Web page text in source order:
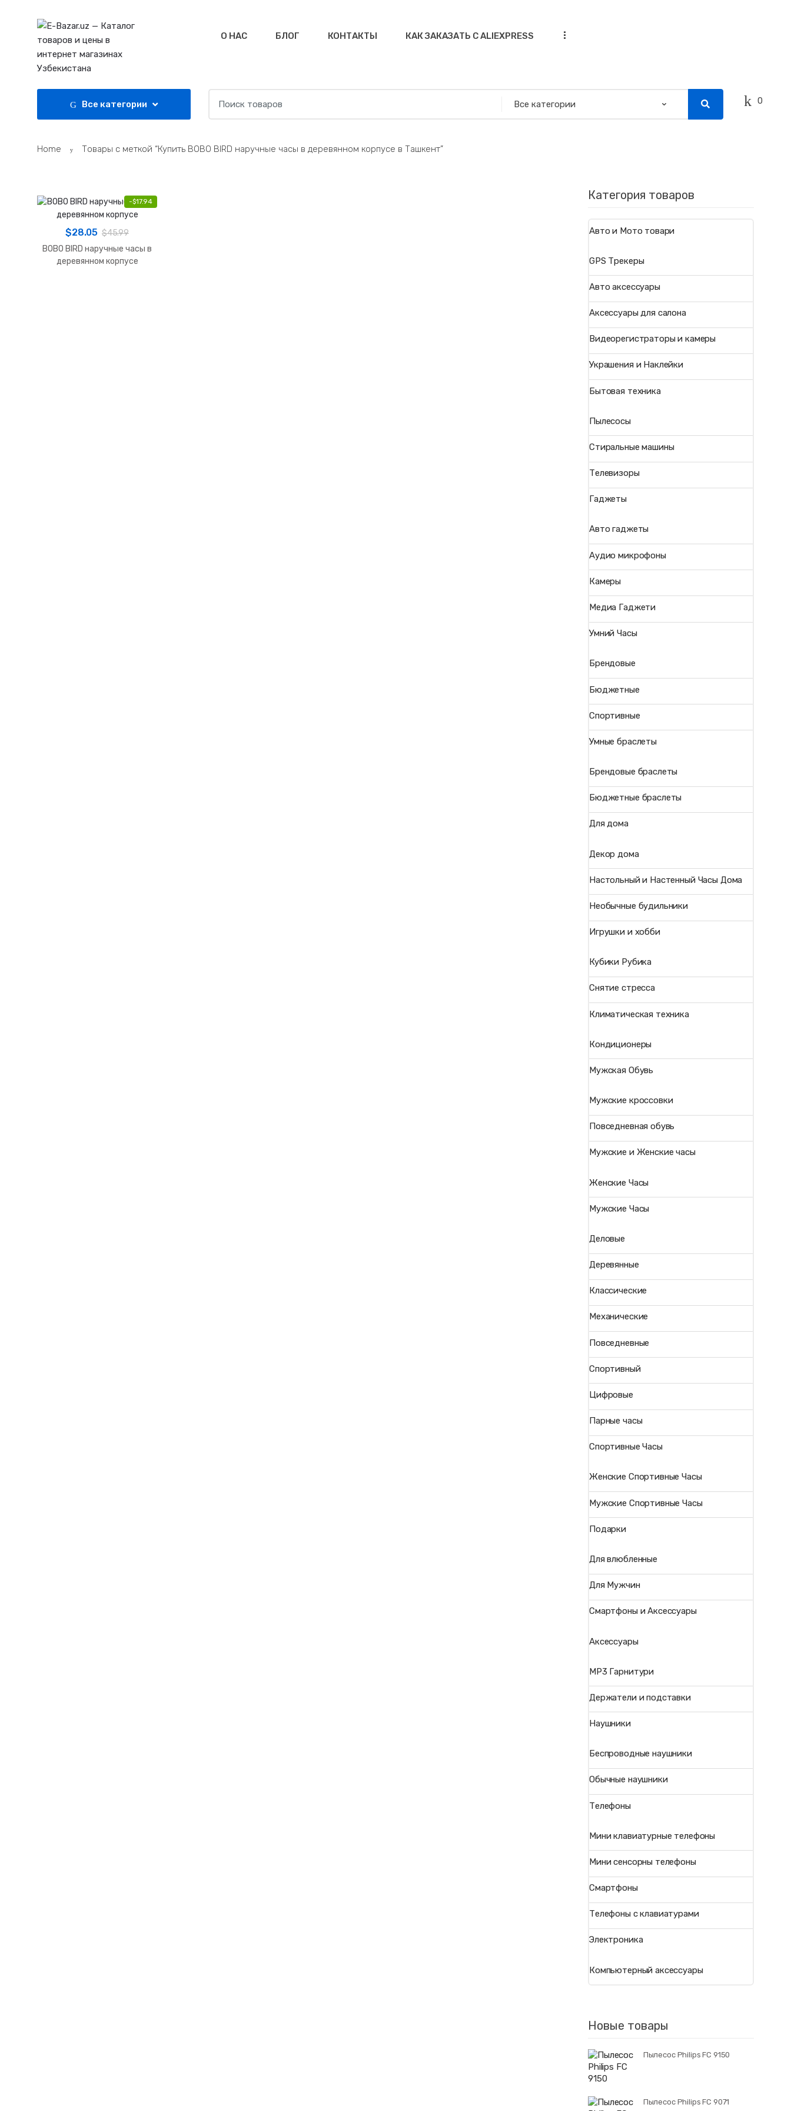
navigation
О НАС БЛОГ КОНТАКТЫ КАК ЗАКАЗАТЬ С ALIEXPRESS ...
Все категории
for:
0
Home Товары с меткой “Купить BOBO BIRD наручные часы в деревянном корпусе в Ташкент”
-$17.94
$28.05 $45.99
BOBO BIRD наручные часы в
деревянном корпусе
Категория товаров
Авто и Мото товари
GPS Трекеры
Авто аксессуары
Аксессуары для салона
Видеорегистраторы и камеры
Украшения и Наклейки
Бытовая техника
Пылесосы
Стиральные машины
Телевизоры
Гаджеты
Авто гаджеты
Аудио микрофоны
Камеры
Медиа Гаджети
Умний Часы
Брендовые
Бюджетные
Спортивные
Умные браслеты
Брендовые браслеты
Бюджетные браслеты
Для дома
Декор дома
Настольный и Настенный Часы Дома
Необычные будильники
Игрушки и хобби
Кубики Рубика
Снятие стресса
Климатическая техника
Кондиционеры
Мужская Обувь
Мужские кроссовки
Повседневная обувь
Мужские и Женские часы
Женские Часы
Мужские Часы
Деловые
Деревянные
Классические
Механические
Повседневные
Спортивный
Цифровые
Парные часы
Спортивные Часы
Женские Спортивные Часы
Мужские Спортивные Часы
Подарки
Для влюбленные
Для Мужчин
Смартфоны и Аксессуары
Аксессуары
MP3 Гарнитури
Держатели и подставки
Наушники
Беспроводные наушники
Обычные наушники
Телефоны
Мини клавиатурные телефоны
Мини сенсорны телефоны
Смартфоны
Телефоны с клавиатурами
Электроника
Компьютерный аксессуары
Новые товары
Пылесос Philips FC 9150
Пылесос Philips FC 9071